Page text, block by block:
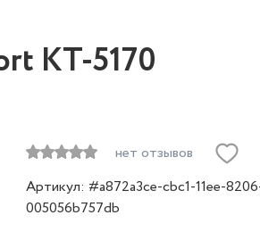
КТ-5170
нет отзывов
Артикул: #a872a3ce-cbc1-11ee-
005056b757db